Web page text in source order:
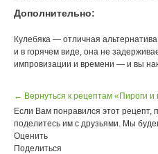
Дополнительно:
Кулебяка — отличная
и в горячем виде, она не
импровизации и времени — и вы
← Вернуться к рецептам «Пироги и
Если Вам понравился этот рецепт,
поделитесь им с друзьями. Мы
Оценить
Поделиться